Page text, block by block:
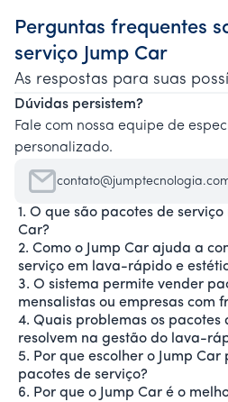
Perguntas frequentes
serviço Jump Car
As respostas para suas
Dúvidas persistem?
Fale com nossa equipe de
personalizado.
1. O que são pacotes de serviço
Car?
2. Como o Jump Car ajuda a
serviço em lava-rápido e
3. O sistema permite vender
mensalistas ou empresas com
4. Quais problemas os pacotes
resolvem na gestão do lava-
5. Por que escolher o Jump
pacotes de serviço?
6. Por que o Jump Car é o